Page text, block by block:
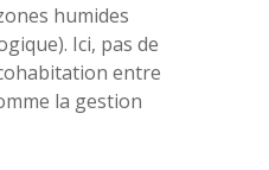
humides
Ici, pas de
entre
la gestion